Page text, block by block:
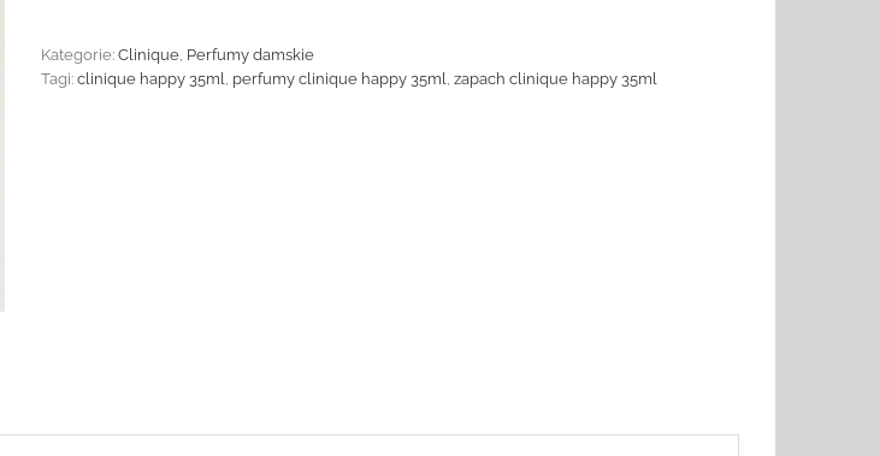
Kategorie: Clinique Perfumy damskie
Tagi: clinique happy 35ml perfumy clinique happy 35ml zapach clinique happy 35ml